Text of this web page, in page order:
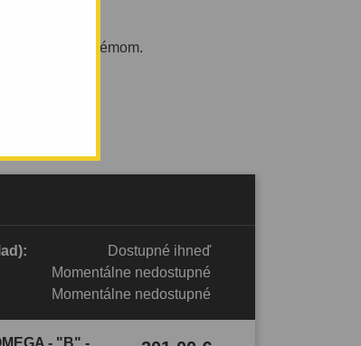
systémom.
Dostupné ihneď
Momentálne nedostupné
Momentálne nedostupné
- "B" -